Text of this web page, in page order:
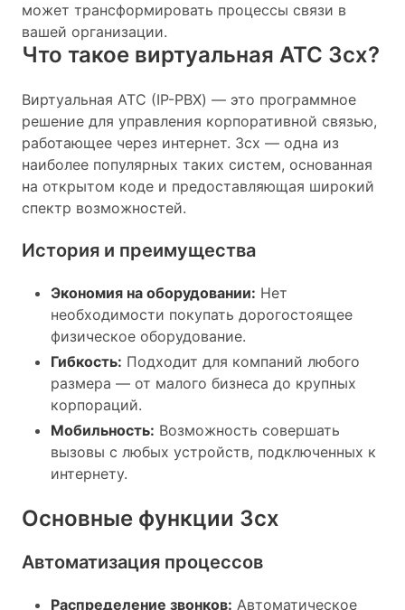
может трансформировать процессы связи в
вашей организации.
Что такое виртуальная АТС 3cx?
Виртуальная АТС (IP-PBX) — это программное
решение для управления корпоративной связью,
работающее через интернет. 3cx — одна из
наиболее популярных таких систем, основанная
на открытом коде и предоставляющая широкий
спектр возможностей.
История и преимущества
Экономия на оборудовании: Нет
необходимости покупать дорогостоящее
физическое оборудование.
Гибкость: Подходит для компаний любого
размера — от малого бизнеса до крупных
корпораций.
Мобильность: Возможность совершать
вызовы с любых устройств, подключенных к
интернету.
Основные функции 3cx
Автоматизация процессов
Распределение звонков: Автоматическое